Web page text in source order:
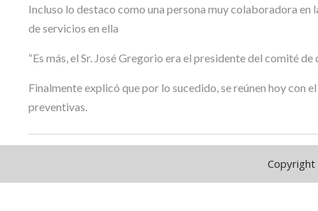
Incluso lo destaco como una persona muy colaboradora
de servicios en ella
“Es más, el Sr. José Gregorio era el presidente del comité
Finalmente explicó que por lo sucedido, se reúnen hoy
preventivas.
Copyright